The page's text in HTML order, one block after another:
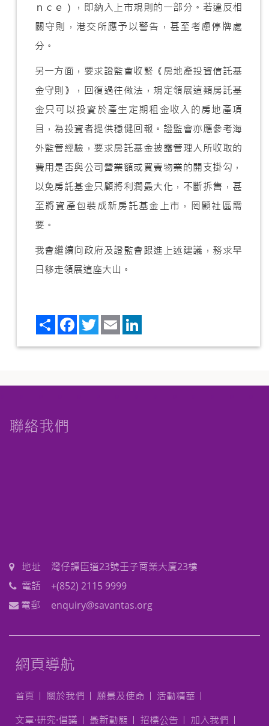
ｎｃｅ），即納入上市規則的一部分。若違反相
關守則，港交所應予以警告，甚至考慮停牌處
分。
另一方面，要求證監會收緊《房地產投資信託基
金守則》，回復過往做法，規定領展這類房託基
金只可以投資於產生定期租金收入的房地產項
目，為投資者提供穩健回報。證監會亦應參考海
外監管經驗，要求房託基金披露管理人所收取的
費用是否與公司營業額或買賣物業的開支掛勾，
以免房託基金只顧將利潤最大化，不斷拆售，甚
至將資產包裝成新房託基金上市，罔顧社區需
要。
我會繼續向政府及證監會跟進上述建議，務求早
日移走領展這座大山。
Share FacebookTwitterEmail
聯絡我們
地址
灣仔譚臣道23號壬子商業大廈23樓
電話
+(852) 2115 9999
電郵
enquiry@savantas.org
網頁導航
首頁 關於我們 願景及使命
活動精華
文章·研究·倡議
最新動態 招標公告 加入我們